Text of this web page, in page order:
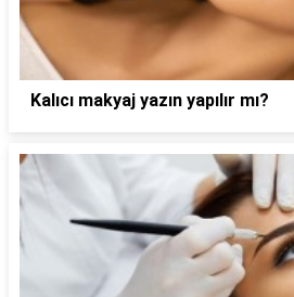
Kalıcı makyaj yazın yapılır mı?